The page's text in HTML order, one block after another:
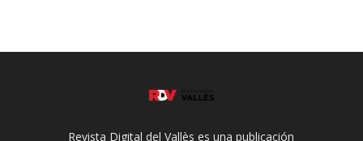
Revista Digital del Vallès es una publicación